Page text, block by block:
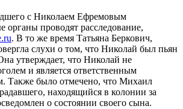
с Николаем Ефремовым
органы проводят расследование,
. В то же время Татьяна Беркович,
слухи о том, что Николай был пьян
утверждает, что Николай не
и является ответственным
Также было отмечено, что Михаил
находящийся в колонии за
о состоянии своего сына.